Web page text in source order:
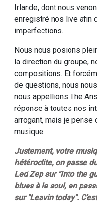
Irlande, dont nous
enregistré nos live afin
imperfections.
Nous nous posions
la direction du groupe,
compositions. Et
de questions, nous
nous appellions The
réponse à toutes nos
arrogant, mais je pense
musique.
Justement, votre
hétéroclite, on passe
Led Zep sur "Into the
blues à la soul, en
sur "Leavin today".